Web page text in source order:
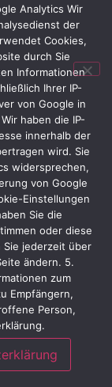
IDS
Analytics Wir
der
Cookies,
durch Sie
Informationen
Ihrer IP-
von Google in
haben die IP-
innerhalb der
wird. Sie
widersprechen,
von Google
Einstellungen
Sie die
oder diese
Sie jederzeit über
ändern. 5.
zum
Empfängern,
Person,